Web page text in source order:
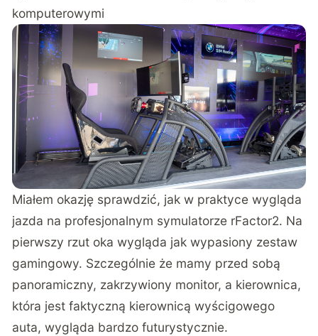
komputerowymi
Miałem okazję sprawdzić, jak w praktyce wygląda
jazda na profesjonalnym symulatorze rFactor2. Na
pierwszy rzut oka wygląda jak wypasiony zestaw
gamingowy. Szczególnie że mamy przed sobą
panoramiczny, zakrzywiony monitor, a kierownica,
która jest faktyczną kierownicą wyścigowego
auta, wygląda bardzo futurystycznie.